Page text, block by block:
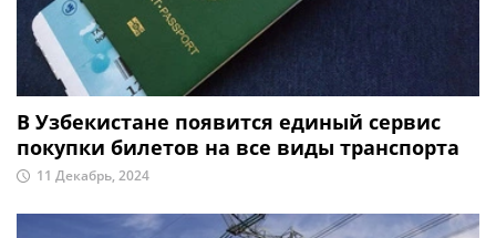
В Узбекистане появится единый сервис
покупки билетов на все виды транспорта
11 Декабрь, 2024